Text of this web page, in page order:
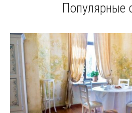
Популярные